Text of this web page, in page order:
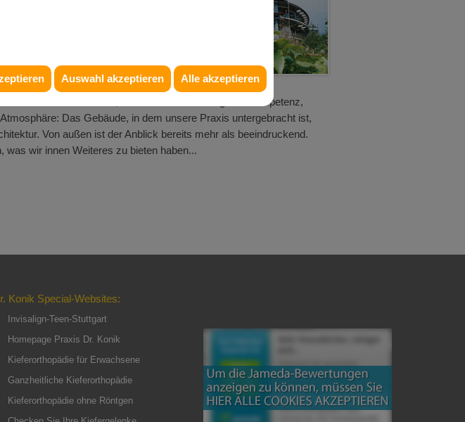
Auswahl akzeptieren Alle akzeptieren
und ist sowohl mit dem Pkw
zu erreichen
beraten und behandeln, nicht nur mit Erfahrung und Kompetenz,
Das Gebäude, in dem unsere Praxis untergebracht ist,
Von außen ist der Anblick bereits mehr als beeindruckend.
wir innen Weiteres zu bieten haben...
Konik Special-Websites:
Invisalign-Teen-Stuttgart
Homepage Praxis Dr. Konik
Kieferorthopädie für Erwachsene
Ganzheitliche Kieferorthopädie
Kieferorthopädie ohne Röntgen